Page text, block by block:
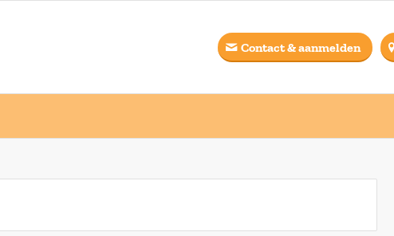
Contact & aanmelden